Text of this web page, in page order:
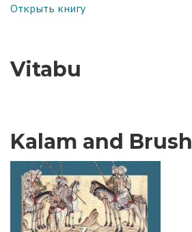
Открыть книгу
Vitabu
Kalam and Brush